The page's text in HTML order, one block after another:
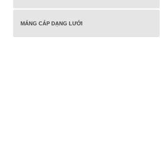
MÁNG CÁP DẠNG LƯỚI